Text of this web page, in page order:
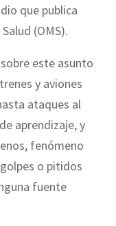
que publica
(OMS).
este asunto
y aviones
ataques al
aprendizaje, y
fenómeno
o pitidos
fuente